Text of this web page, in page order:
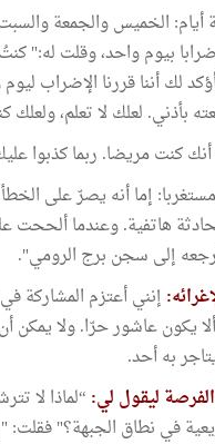
أيام: الخميس والجمعة
بيوم واحد، وقلت له:"
لك أننا قررنا الإضراب
بأذني. لعلك لا تعلم،
كنت مريضا. ربما كذبوا
إما أنه يصرّ على الخطأ
هاتفية. وعندما ألححت
إلى سجن برج الرومي".
إنني أعتزم المشاركة في
يكون عاشور حرّا. ولا يمكن
به أحد.
ليقول لي: “لماذا لا
في نطاق الجبهة؟"